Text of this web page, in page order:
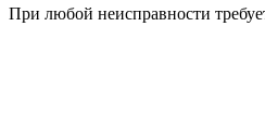
При любой неисправности